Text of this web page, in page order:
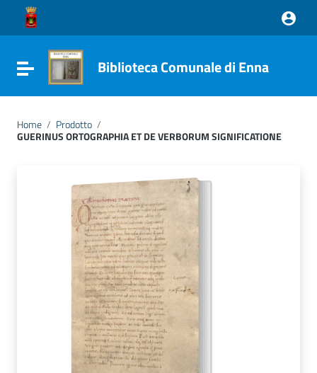
Vai ai contenuti
Vai al menu di navigazione
Vai al footer
Attiva / disattiva la navigazione
Biblioteca Comunale di Enna
Home / Prodotto /
GUERINUS ORTOGRAPHIA ET DE VERBORUM SIGNIFICATIONE